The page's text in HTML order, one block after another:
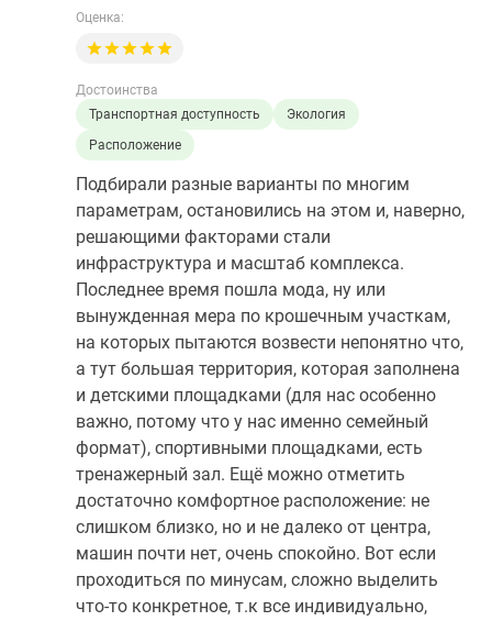
Оценка:
Достоинства
Транспортная доступность
Экология
Расположение
Подбирали разные варианты по многим
параметрам, остановились на этом и, наверно,
решающими факторами стали
инфраструктура и масштаб комплекса.
Последнее время пошла мода, ну или
вынужденная мера по крошечным участкам,
на которых пытаются возвести непонятно что,
а тут большая территория, которая заполнена
и детскими площадками (для нас особенно
важно, потому что у нас именно семейный
формат), спортивными площадками, есть
тренажерный зал. Ещё можно отметить
достаточно комфортное расположение: не
слишком близко, но и не далеко от центра,
машин почти нет, очень спокойно. Вот если
проходиться по минусам, сложно выделить
что-то конкретное, т.к все индивидуально,